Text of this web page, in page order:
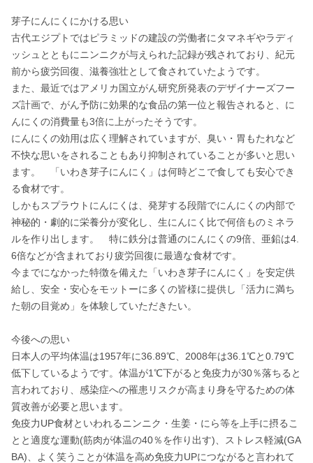
芽子にんにくにかける思い
古代エジプトではピラミッドの建設の労働者にタマネギやラディ
ッシュとともにニンニクが与えられた記録が残されており、紀元
前から疲労回復、滋養強壮として食されていたようです。
また、最近ではアメリカ国立がん研究所発表のデザイナーズフー
ズ計画で、がん予防に効果的な食品の第一位と報告されると、に
んにくの消費量も3倍に上がったそうです。
にんにくの効用は広く理解されていますが、臭い・胃もたれなど
不快な思いをされることもあり抑制されていることが多いと思い
ます。　「いわき芽子にんにく」は何時どこで食しても安心でき
る食材です。
しかもスプラウトにんにくは、発芽する段階でにんにくの内部で
神秘的・劇的に栄養分が変化し、生にんにく比で何倍ものミネラ
ルを作り出します。　特に鉄分は普通のにんにくの9倍、亜鉛は4.
6倍などが含まれており疲労回復に最適な食材です。
今までになかった特徴を備えた「いわき芽子にんにく」を安定供
給し、安全・安心をモットーに多くの皆様に提供し「活力に満ち
た朝の目覚め」を体験していただきたい。
今後への思い
日本人の平均体温は1957年に36.89℃、2008年は36.1℃と0.79℃
低下しているようです。体温が1℃下がると免疫力が30％落ちると
言われており、感染症への罹患リスクが高まり身を守るための体
質改善が必要と思います。
免疫力UP食材といわれるニンニク・生姜・にら等を上手に摂るこ
とと適度な運動(筋肉が体温の40％を作り出す)、ストレス軽減(GA
BA)、よく笑うことが体温を高め免疫力UPにつながると言われて